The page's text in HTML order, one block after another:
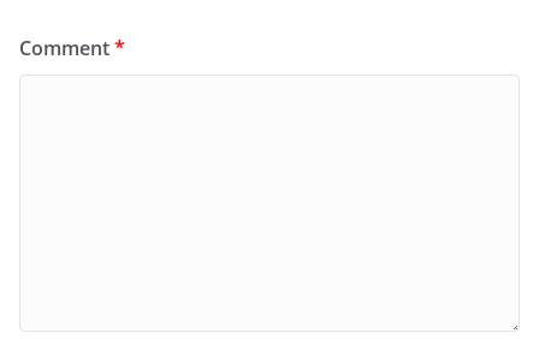
Comment*